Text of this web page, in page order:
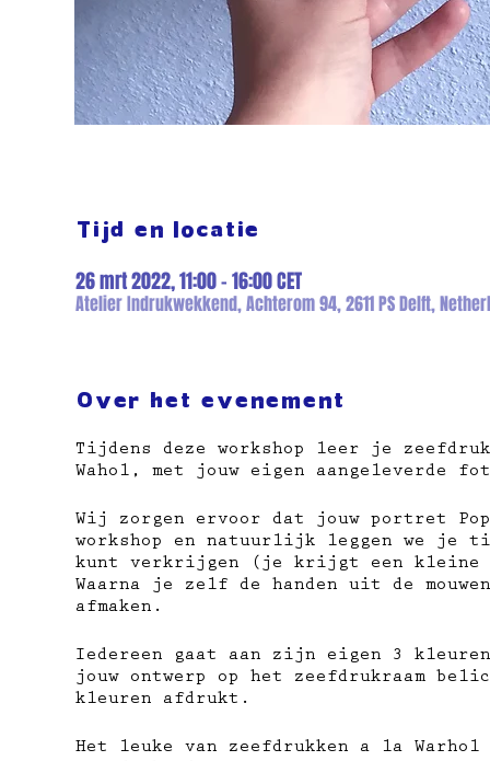
Tijd en locatie
26 mrt 2022, 11:00 – 16:00 CET
Atelier Indrukwekkend, Achterom 94, 2611 PS Delft,
Over het evenement
Tijdens deze workshop leer je
Wahol, met jouw eigen aangeleverde
Wij zorgen ervoor dat jouw portret
workshop en natuurlijk leggen we
kunt verkrijgen (je krijgt een kleine
Waarna je zelf de handen uit de
afmaken.
Iedereen gaat aan zijn eigen 3
jouw ontwerp op het zeefdrukraam
kleuren afdrukt.
Het leuke van zeefdrukken a la